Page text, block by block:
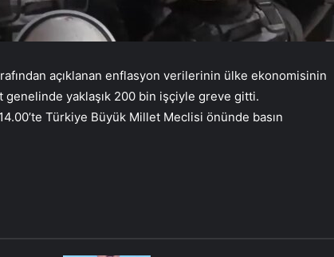
açıklanan enflasyon verilerinin ülke ekonomisinin
genelinde yaklaşık 200 bin işçiyle greve gitti.
Türkiye Büyük Millet Meclisi önünde basın